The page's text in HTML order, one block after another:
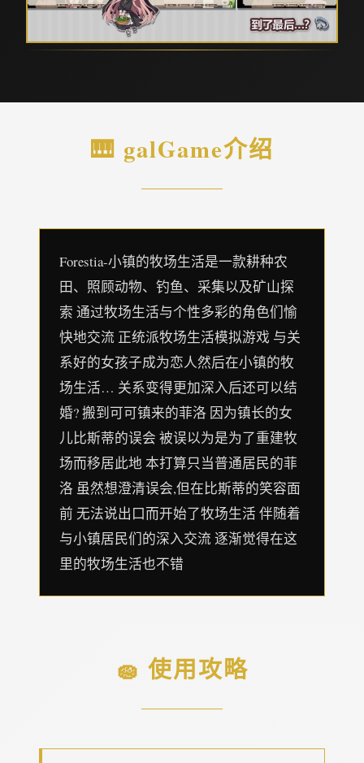
🎹 galGame介绍
Forestia-小镇的牧场生活是一款耕种农
田、照顾动物、钓鱼、采集以及矿山探
索 通过牧场生活与个性多彩的角色们愉
快地交流 正统派牧场生活模拟游戏 与关
系好的女孩子成为恋人然后在小镇的牧
场生活… 关系变得更加深入后还可以结
婚? 搬到可可镇来的菲洛 因为镇长的女
儿比斯蒂的误会 被误以为是为了重建牧
场而移居此地 本打算只当普通居民的菲
洛 虽然想澄清误会,但在比斯蒂的笑容面
前 无法说出口而开始了牧场生活 伴随着
与小镇居民们的深入交流 逐渐觉得在这
里的牧场生活也不错
🧽 使用攻略